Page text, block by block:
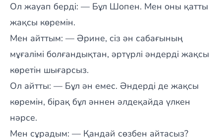
Ол жауап берді: — Бұл Шопен. Мен оны қатты
жақсы көремін.
Мен айттым: — Әрине, сіз ән сабағының
мұғалімі болғандықтан, әртүрлі әндерді жақсы
көретін шығарсыз.
Ол айтты: — Бұл ән емес. Әндерді де жақсы
көремін, бірақ бұл әннен әлдеқайда үлкен
нәрсе.
Мен сұрадым: — Қандай сөзбен айтасыз?